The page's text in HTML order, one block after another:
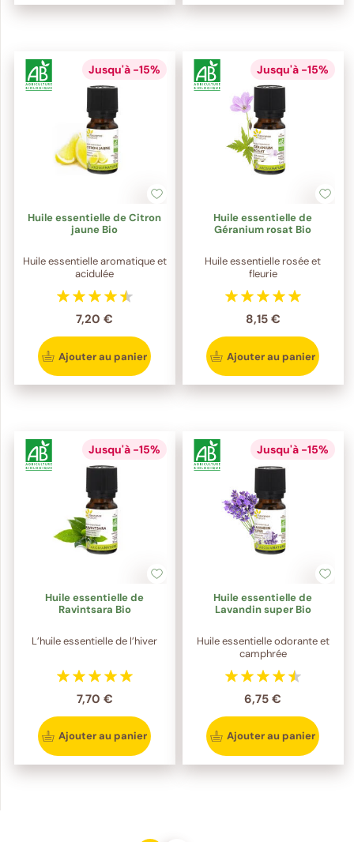
Jusqu'à -15%
Huile essentielle de Citron
jaune Bio
Huile essentielle aromatique et
acidulée
7,20 €
Ajouter au panier
Jusqu'à -15%
Huile essentielle de
Géranium rosat Bio
Huile essentielle rosée et
fleurie
8,15 €
Ajouter au panier
Jusqu'à -15%
Huile essentielle de
Ravintsara Bio
L’huile essentielle de l’hiver
7,70 €
Ajouter au panier
Jusqu'à -15%
Huile essentielle de
Lavandin super Bio
Huile essentielle odorante et
camphrée
6,75 €
Ajouter au panier